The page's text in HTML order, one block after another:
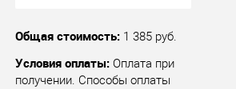
Общая стоимость: 1 385 руб.
Условия оплаты: Оплата при
получении. Способы оплаты